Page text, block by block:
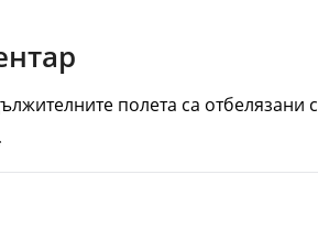
полета са отбелязани с